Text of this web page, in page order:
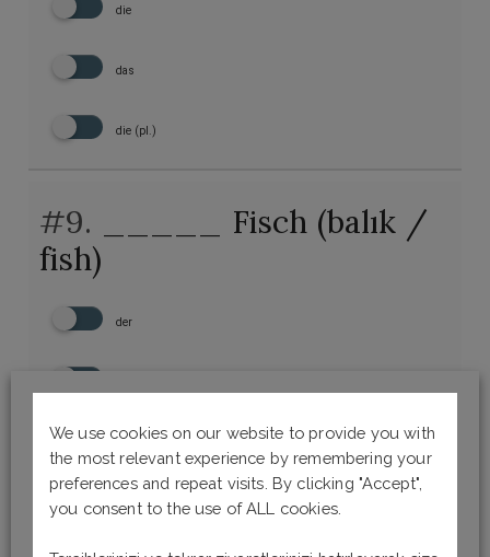
die
das
die (pl.)
#9. _____ Fisch (balık /
fish)
der
das
die (pl.)
We use cookies on our website to provide you with
the most relevant experience by remembering your
preferences and repeat visits. By clicking "Accept",
you consent to the use of ALL cookies.